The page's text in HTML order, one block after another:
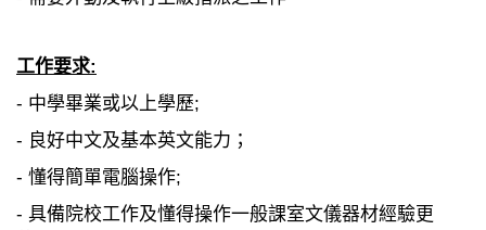
工作要求:
- 中學畢業或以上學歷;
- 良好中文及基本英文能力；
- 懂得簡單電腦操作;
- 具備院校工作及懂得操作一般課室文儀器材經驗更